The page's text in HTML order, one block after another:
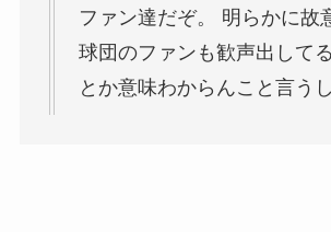
ファン達だぞ。 明らかに故
球団のファンも歓声出して
とか意味わからんこと言うし